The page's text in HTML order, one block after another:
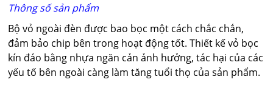
Thông số sản phẩm
Bộ vỏ ngoài đèn được bao bọc một cách chắc chắn,
đảm bảo chip bên trong hoạt động tốt. Thiết kế vỏ bọc
kín đáo bằng nhựa ngăn cản ảnh hưởng, tác hại của các
yếu tố bên ngoài càng làm tăng tuổi thọ của sản phẩm.